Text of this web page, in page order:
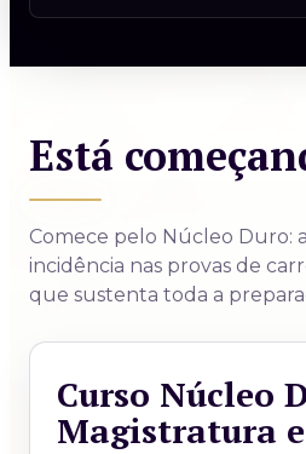
Está
Comece pelo Núcleo Duro:
incidência nas provas de
que sustenta toda a
Curso Núcleo
Magistratura